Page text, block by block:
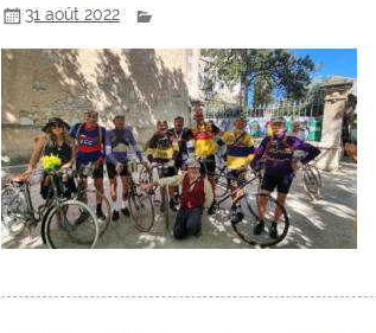
31 août 2022